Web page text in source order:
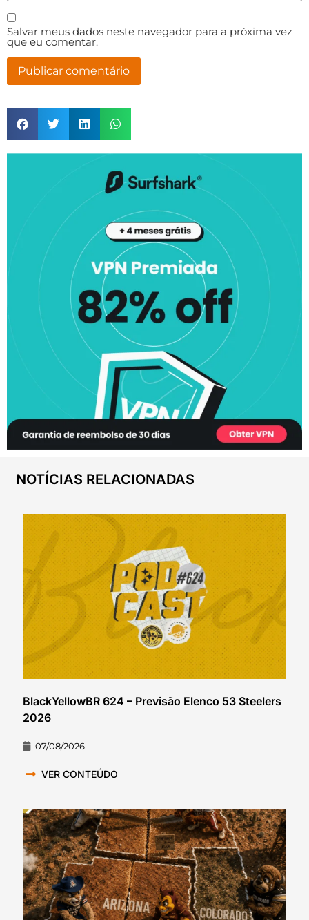
Salvar meus dados neste navegador para a próxima vez
que eu comentar.
NOTÍCIAS RELACIONADAS
BlackYellowBR 624 – Previsão Elenco 53 Steelers
2026
07/08/2026
VER CONTEÚDO